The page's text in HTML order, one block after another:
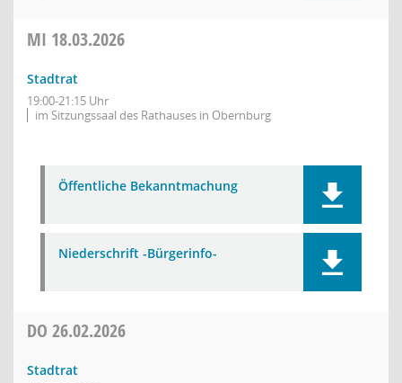
MI 18.03.2026
Stadtrat
19:00-21:15 Uhr
im Sitzungssaal des Rathauses in Obernburg
Öffentliche Bekanntmachung
Niederschrift -Bürgerinfo-
DO 26.02.2026
Stadtrat